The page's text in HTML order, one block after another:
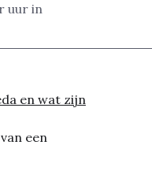
uur in
en wat zijn
een